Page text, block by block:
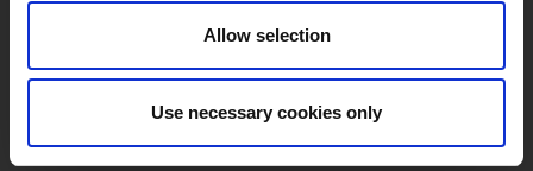
Allow selection
Use necessary cookies only
Nieuwe Producten Vacatures
SERVICES MY LIVWISE-PRO LOGIN